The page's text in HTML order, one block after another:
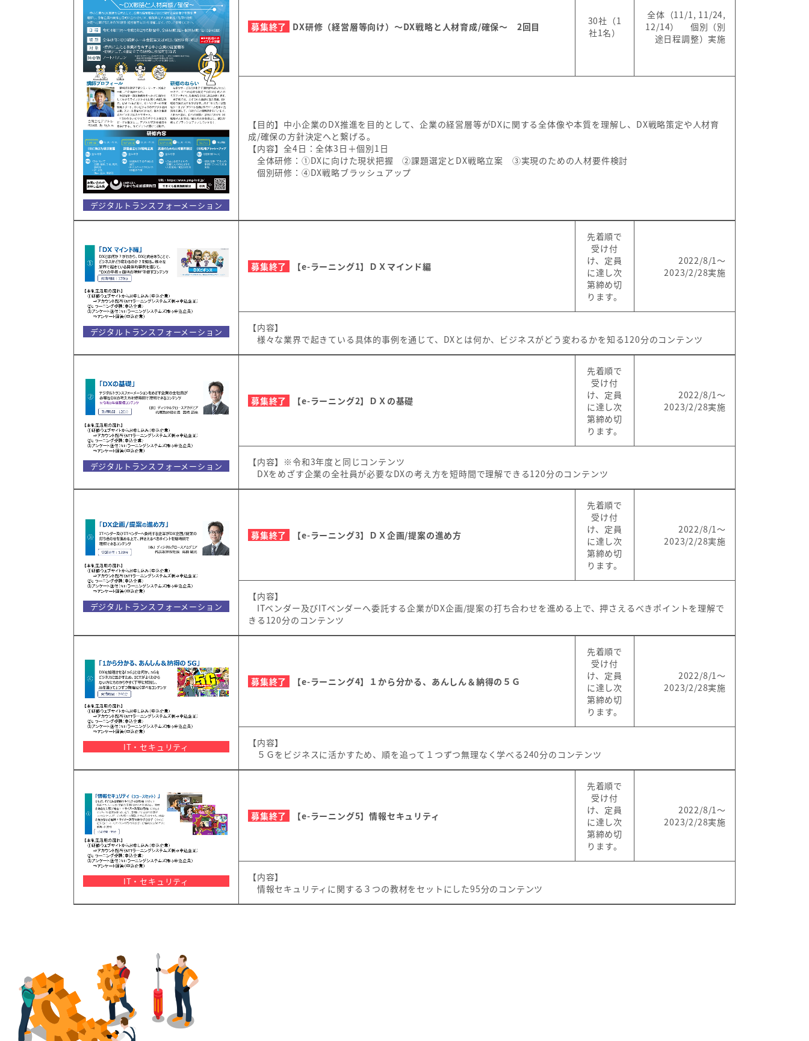
デジタルトランスフォーメーション
募集終了 DX研修（経営層等向け）～DX戦略と人材育成/確保～ 2回目
30社（1
社1名）
全体（11/1, 11/24,
12/14） 個別（別
途日程調整）実施
【目的】中小企業のDX推進を目的として、企業の経営層等がDXに関する全体像や本質を理解し、DX戦略策定や人材育
成/確保の方針決定へと繋げる。
【内容】全4日：全体3日＋個別1日
全体研修：①DXに向けた現状把握 ②課題選定とDX戦略立案 ③実現のための人材要件検討
個別研修：④DX戦略ブラッシュアップ
デジタルトランスフォーメーション
募集終了 【e-ラーニング1】ＤＸマインド編
先着順で
受け付
け、定員
に達し次
第締め切
ります。
2022/8/1～
2023/2/28実施
【内容】
様々な業界で起きている具体的事例を通じて、DXとは何か、ビジネスがどう変わるかを知る120分のコンテンツ
デジタルトランスフォーメーション
募集終了 【e-ラーニング2】ＤＸの基礎
先着順で
受け付
け、定員
に達し次
第締め切
ります。
2022/8/1～
2023/2/28実施
【内容】※令和3年度と同じコンテンツ
DXをめざす企業の全社員が必要なDXの考え方を短時間で理解できる120分のコンテンツ
デジタルトランスフォーメーション
募集終了 【e-ラーニング3】ＤＸ企画/提案の進め方
先着順で
受け付
け、定員
に達し次
第締め切
ります。
2022/8/1～
2023/2/28実施
【内容】
ITベンダー及びITベンダーへ委託する企業がDX企画/提案の打ち合わせを進める上で、押さえるべきポイントを理解で
きる120分のコンテンツ
IT・セキュリティ
募集終了 【e-ラーニング4】１から分かる、あんしん＆納得の５Ｇ
先着順で
受け付
け、定員
に達し次
第締め切
ります。
2022/8/1～
2023/2/28実施
【内容】
５Ｇをビジネスに活かすため、順を追って１つずつ無理なく学べる240分のコンテンツ
IT・セキュリティ
募集終了 【e-ラーニング5】情報セキュリティ
先着順で
受け付
け、定員
に達し次
第締め切
ります。
2022/8/1～
2023/2/28実施
【内容】
情報セキュリティに関する３つの教材をセットにした95分のコンテンツ